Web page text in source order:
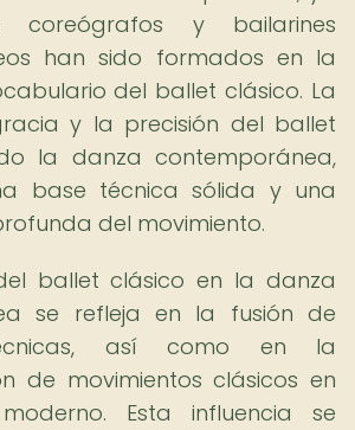
coreógrafos y bailarines
han sido formados en la
del ballet clásico. La
y la precisión del ballet
la danza contemporánea,
base técnica sólida y una
del movimiento.
ballet clásico en la danza
se refleja en la fusión de
así como en la
de movimientos clásicos en
Esta influencia se